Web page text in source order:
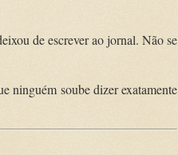
de escrever ao jornal. Não se
ninguém soube dizer exatamente